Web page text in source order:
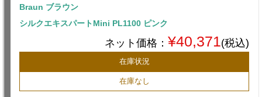
Braun ブラウン
シルクエキスパートMini PL1100 ピンク
ネット価格： ¥40,371(税込)
在庫状況
在庫なし